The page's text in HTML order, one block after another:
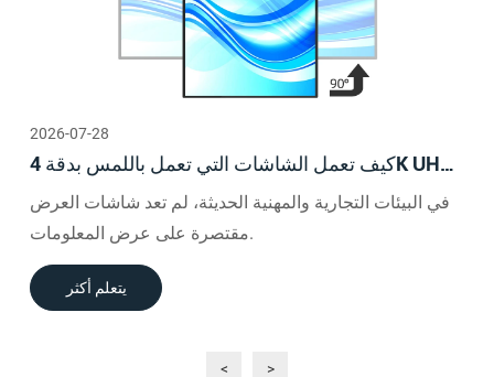
2026-07-28
كيف تعمل الشاشات التي تعمل باللمس بدقة 4K UHD
مقاس 65 بوصة على تعزيز تجارب العرض التفاعلية
في البيئات التجارية والمهنية الحديثة، لم تعد شاشات العرض
مقتصرة على عرض المعلومات.
يتعلم أكثر
< >